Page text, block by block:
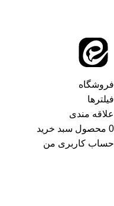
فروشگاه
فیلترها
علاقه مندی
0 محصول سبد خرید
حساب کاربری من